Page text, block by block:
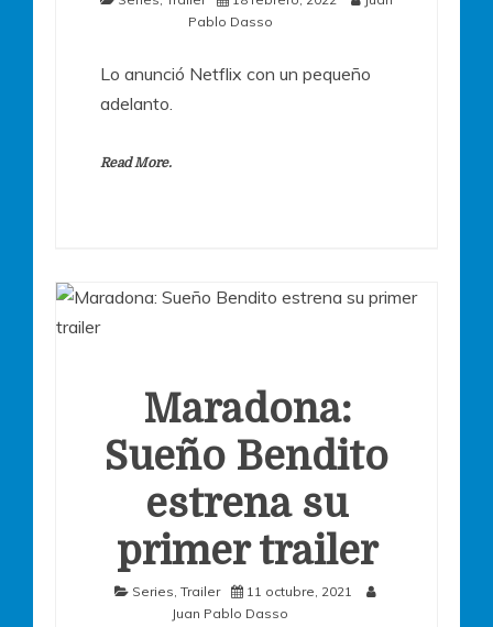
Pablo Dasso
Lo anunció Netflix con un pequeño
adelanto.
Read More.
Maradona:
Sueño Bendito
estrena su
primer trailer
Series Trailer
11 octubre, 2021
Juan Pablo Dasso